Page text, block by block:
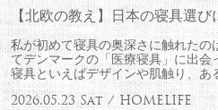
【北欧の教え】日本の寝具選
私が初めて寝具の奥深さに触れたの
てデンマークの「医療寝具」に出会
寝具といえばデザインや肌触り、
2026.05.23 Sat / HOMELIFE